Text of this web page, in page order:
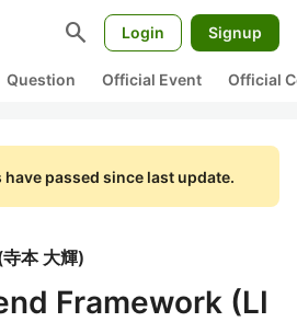
search Login Signup
Question Official Event Official
have passed since last update.
寺本 大輝)
Framework (LI